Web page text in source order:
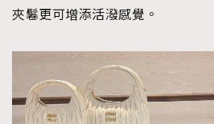
夾鬈更可增添活潑感覺。